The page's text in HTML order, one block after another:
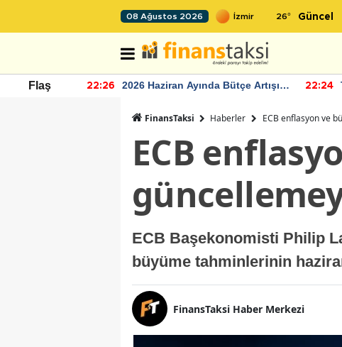
08 Ağustos 2026 26° Güncel
Flaş 22:26
2026 Haziran Ayında Bütçe Artışı
22:24
FinansTaksi Haberler ECB enflasyon ve
ECB
ECB Başekonomisti Philip
büyüme tahminlerinin
FinansTaksi Haber Merkezi